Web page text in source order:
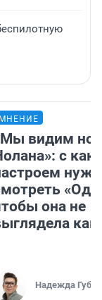
МНЕНИЕ
видим
с
она не
как
Надежда